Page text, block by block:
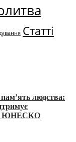
Статті
людства:
в ЮНЕСКО